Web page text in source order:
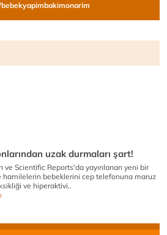
uzak durmaları şart!
ve Scientific Reports'da yayınlanan yeni bir
hamilelerin bebeklerini cep telefonuna maruz
ve hiperaktivi..